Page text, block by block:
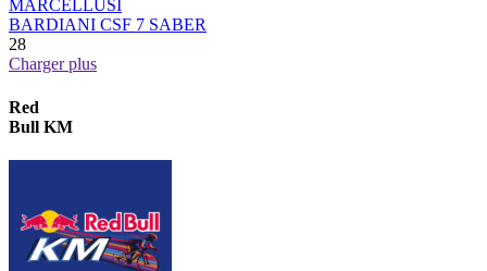
MARCELLUSI
BARDIANI CSF 7 SABER
28
Charger plus
Red
Bull KM